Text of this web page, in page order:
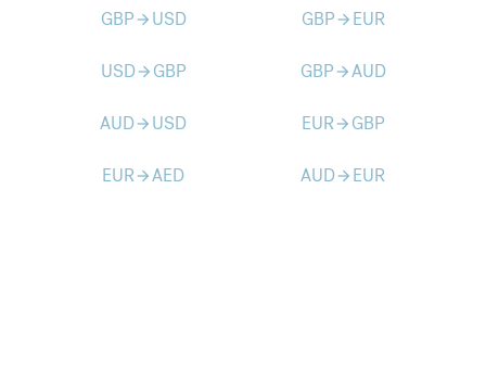
GBParrow_forward USD GBParrow_forward EUR
USDarrow_forward GBP GBParrow_forwardAUD
AUDarrow_forward USD EURarrow_forward GBP
EURarrow_forwardAED AUDarrow_forward EUR